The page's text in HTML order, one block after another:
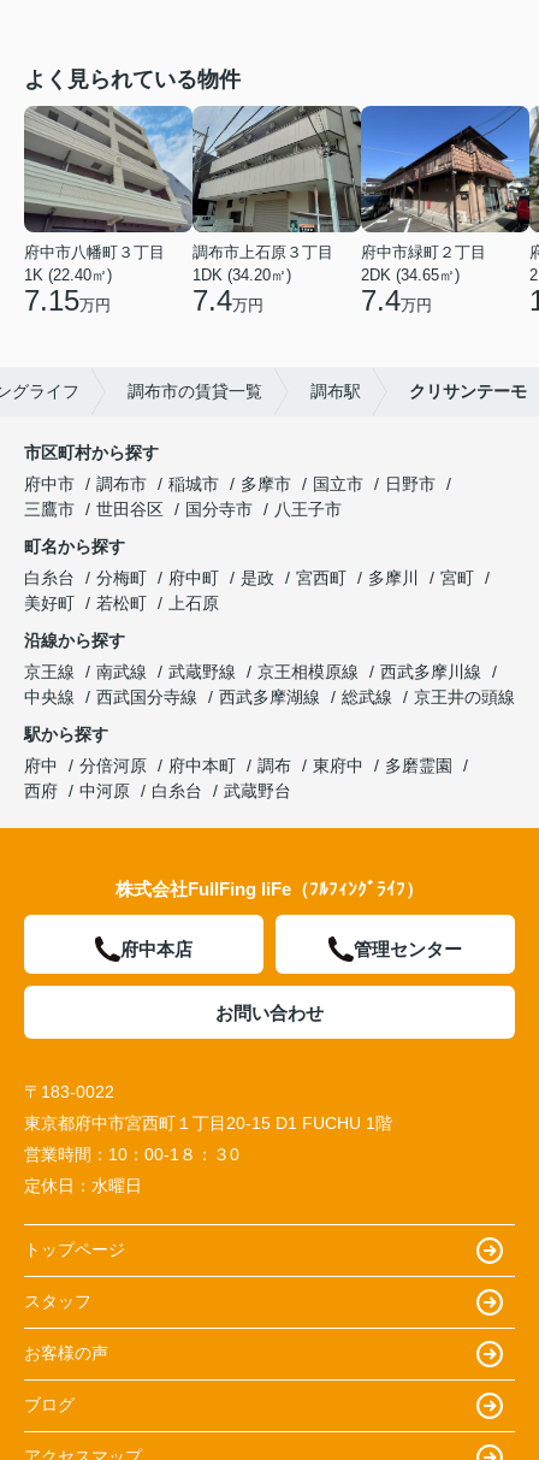
よく見られている物件
府中市八幡町３丁目
1K (22.40㎡)
7.15万円
調布市上石原３丁目
1DK (34.20㎡)
7.4万円
府中市緑町２丁目
2DK (34.65㎡)
7.4万円
グライフ 調布市の賃貸一覧 調布駅 クリサンテーモ
市区町村から探す
府中市
調布市 稲城市 多摩市 国立市
日野市
三鷹市
世田谷区 国分寺市
八王子市
町名から探す
白糸台
分梅町 府中町 是政 宮西町 多摩川
宮町
美好町
若松町
上石原
沿線から探す
京王線
南武線 武蔵野線 京王相模原線
西武多摩川線
中央線
西武国分寺線 西武多摩湖線 総武線
京王井の頭線
駅から探す
府中
分倍河原 府中本町 調布 東府中
多磨霊園
西府
中河原 白糸台 武蔵野台
株式会社FullFing liFe（ﾌﾙﾌｨﾝｸﾞﾗｲﾌ）
府中本店 管理センター
お問い合わせ
〒183-0022
東京都府中市宮西町１丁目20-15 D1 FUCHU 1階
営業時間： 10：00-1８：３0
定休日： 水曜日
トップページ
スタッフ
お客様の声
ブログ